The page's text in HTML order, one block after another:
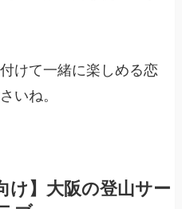
けて一緒に楽しめる恋
いね。
け】大阪の登山サー